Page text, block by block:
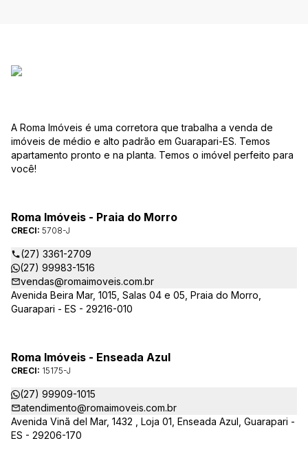
A Roma Imóveis é uma corretora que trabalha a venda de
imóveis de médio e alto padrão em Guarapari-ES. Temos
apartamento pronto e na planta. Temos o imóvel perfeito para
você!
Roma Imóveis - Praia do Morro
CRECI: 5708-J
(27) 3361-2709
(27) 99983-1516
vendas@romaimoveis.com.br
Avenida Beira Mar, 1015, Salas 04 e 05, Praia do Morro,
Guarapari - ES - 29216-010
Roma Imóveis - Enseada Azul
CRECI: 15175-J
(27) 99909-1015
atendimento@romaimoveis.com.br
Avenida Vinã del Mar, 1432 , Loja 01, Enseada Azul, Guarapari -
ES - 29206-170